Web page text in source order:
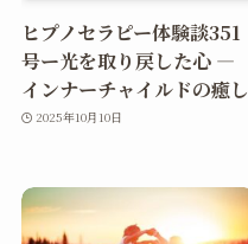
ヒプノセラピー体験談351
号ー光を取り戻した心 ―
インナーチャイルドの癒し
2025年10月10日